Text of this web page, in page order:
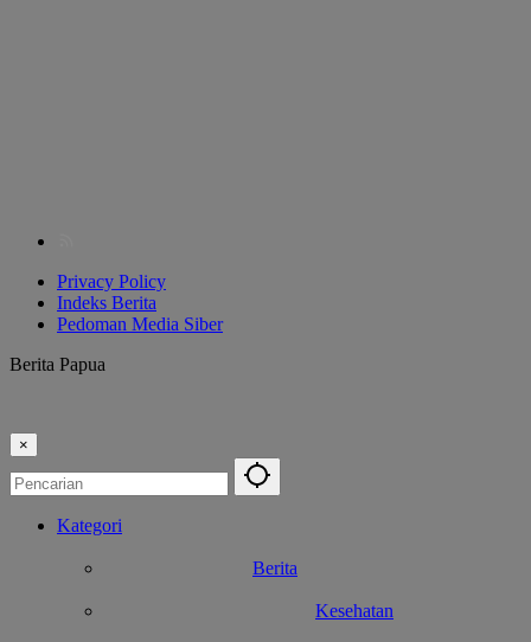
Privacy Policy
Indeks Berita
Pedoman Media Siber
Berita Papua
×
Kategori
Berita
Kesehatan